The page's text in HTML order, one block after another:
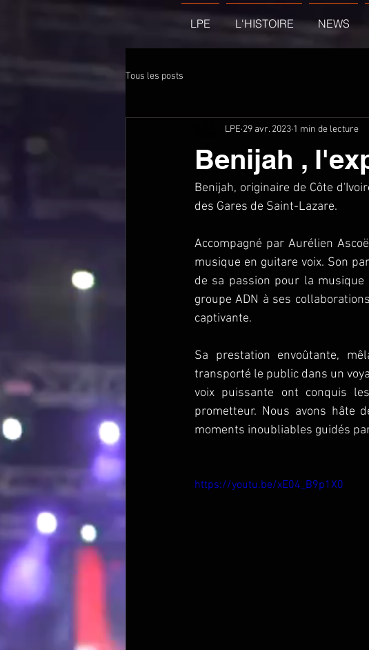
LPE L'HISTOIRE NEWS
Tous les posts
Benijah ,
LPE 29 avr. 2023 1 min de lecture
Benijah, originaire de Côte
des Gares de Saint-Lazare.
Accompagné par Aurélien
musique en guitare voix. Son
de sa passion pour la musique
groupe ADN à ses
captivante.
Sa prestation envoûtante,
transporté le public dans un
voix puissante ont conquis
prometteur. Nous avons hâte
moments inoubliables guidés
https://youtu.be/xE04_B9p1X0